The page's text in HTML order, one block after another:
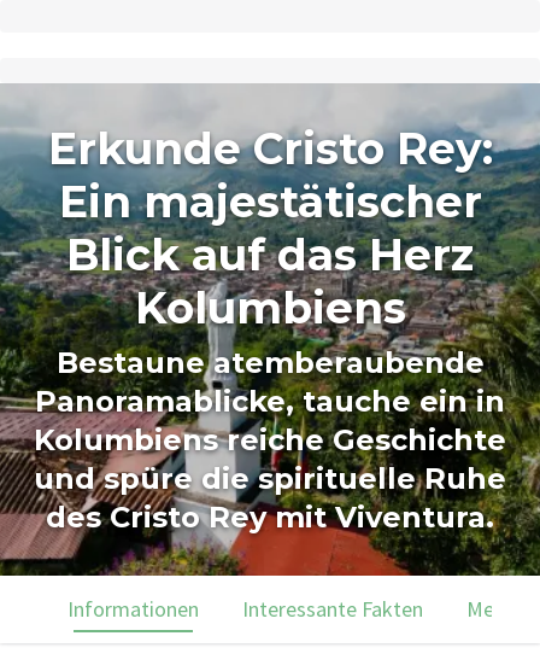
Erkunde Cristo Rey:
Ein majestätischer
Blick auf das Herz
Kolumbiens
Bestaune atemberaubende
Panoramablicke, tauche ein in
Kolumbiens reiche Geschichte
und spüre die spirituelle Ruhe
des Cristo Rey mit Viventura.
Informationen Interessante Fakten